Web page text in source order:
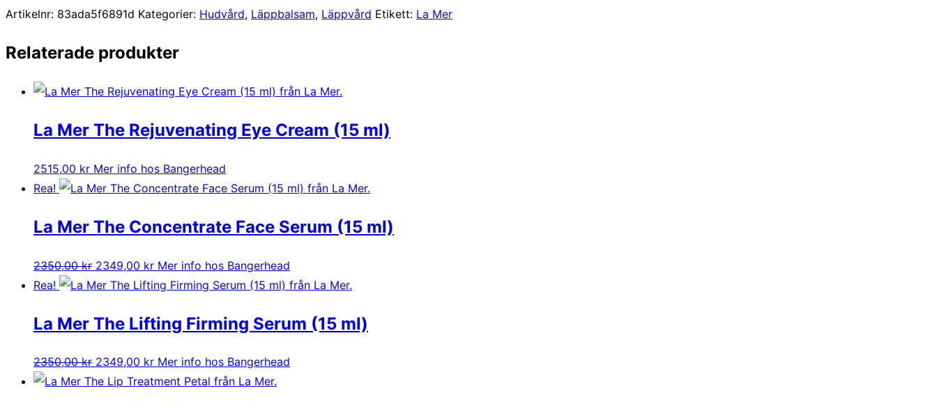
Artikelnr: 83ada5f6891d Kategorier: Hudvård, Läppbalsam, Läppvård Etikett: La Mer
Relaterade produkter
La Mer The Rejuvenating Eye Cream (15 ml)
2515,00 kr Mer info hos Bangerhead
Rea!
La Mer The Concentrate Face Serum (15 ml)
2350,00kr Det
ursprungliga
var:
2349,00 krDet
nuvarande
är:
Mer info hos Bangerhead
Rea!
La Mer The Lifting Firming Serum (15 ml)
2350,00kr Det
ursprungliga
2349,00 krDet
nuvarande
Mer info hos Bangerhead